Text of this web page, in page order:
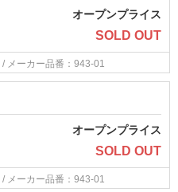
オープンプライス
SOLD OUT
/ メーカー品番：943-01
オープンプライス
SOLD OUT
/ メーカー品番：943-01